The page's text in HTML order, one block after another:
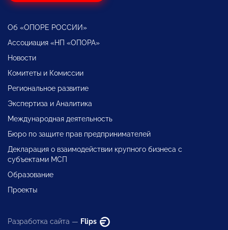
Об «ОПОРЕ РОССИИ»
Ассоциация «НП «ОПОРА»
Новости
Комитеты и Комиссии
Региональное развитие
Экспертиза и Аналитика
Международная деятельность
Бюро по защите прав предпринимателей
Декларация о взаимодействии крупного бизнеса с
субъектами МСП
Образование
Проекты
Разработка сайта — Flips